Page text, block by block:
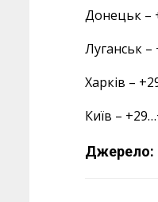
Донецьк –
Луганськ –
Харків –
Київ –
Джерело: